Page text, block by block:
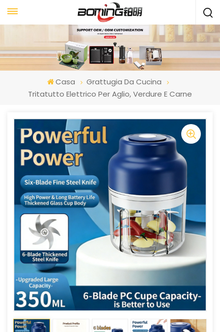
Casa
Grattugia Da Cucina
Tritatutto Elettrico Per Aglio, Verdure E Carne